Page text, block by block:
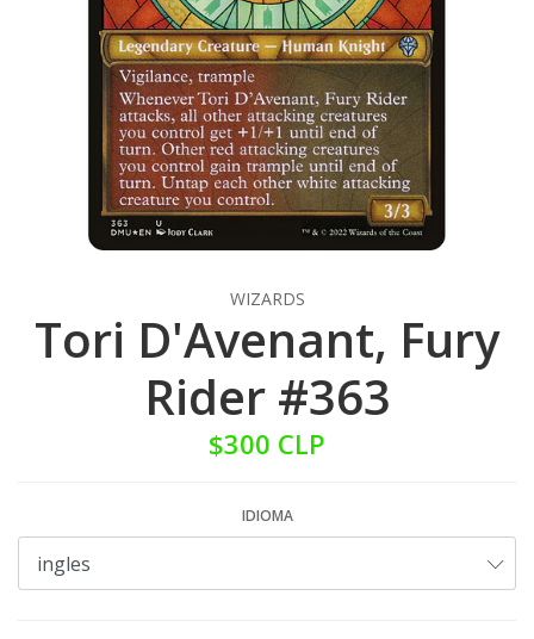
WIZARDS
Tori D'Avenant, Fury
Rider #363
$300 CLP
IDIOMA